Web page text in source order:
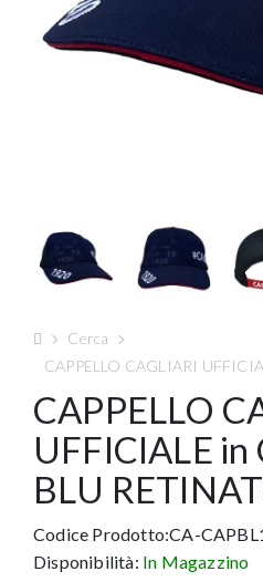
Cerca
CAPPELLO CAGLIARI
CAPPELLO
UFFICIALE in
BLU
Codice Prodotto:CA-
Disponibilità: In Magazzino